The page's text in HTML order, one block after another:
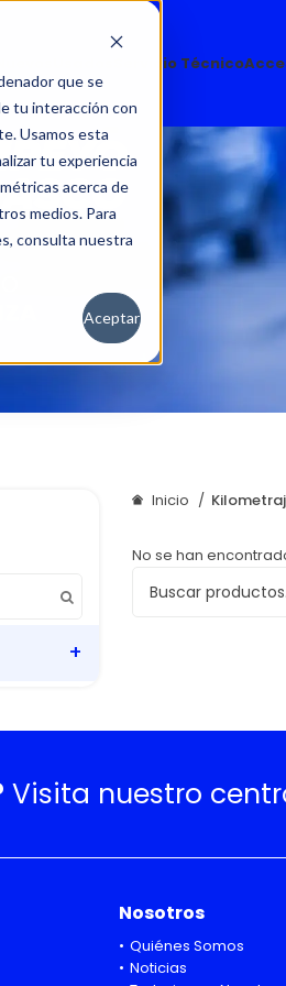
que se
tu interacción con
Usamos esta
tu experiencia
acerca de
medios. Para
consulta nuestra
Aceptar
Servicio Técnico
Inicio
No se han
Visita nuestro
Nosotros
Quiénes Somos
Noticias